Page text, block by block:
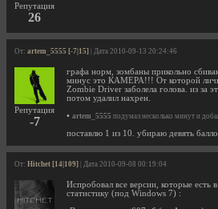
Репутация
26
От: artem_5555 [-7|15] | Дата 2010-09-13 20:24:46
Репутация
-7
графа норм, зомбаны прикольно
минус это КАМЕРА!!! От которой
Zombie Driver заболела голова. из за
потом удалил нахрен.
• artem_5555 подумал несколько минут и
поставлю 1 из 10. убираю девять
От: Hitchet [14|109] | Дата 2010-09-08 00:19:04
Испробовал все версии, которые есть
статистику (под Windows 7) :